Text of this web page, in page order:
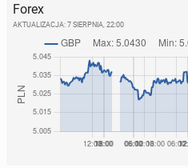
Forex
AKTUALIZACJA: 7 SIERPNIA, 22:00